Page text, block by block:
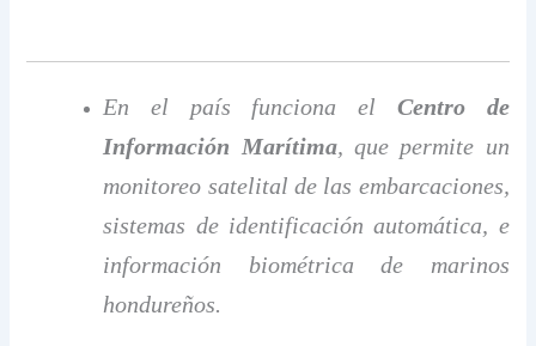
En el país funciona el Centro de
Información Marítima, que permite un
monitoreo satelital de las embarcaciones,
sistemas de identificación automática, e
información biométrica de marinos
hondureños.